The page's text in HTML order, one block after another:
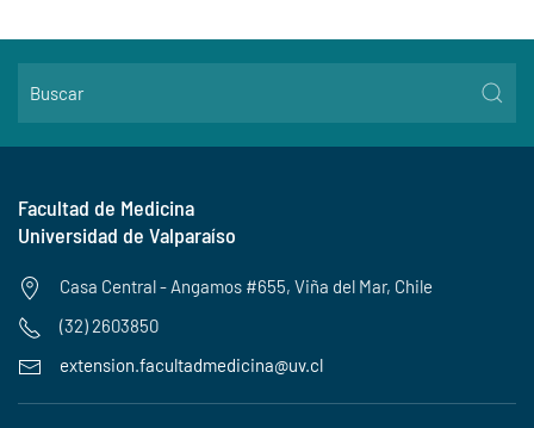
Facultad de Medicina
Universidad de Valparaíso
Casa Central - Angamos #655, Viña del Mar, Chile
(32) 2603850
extension.facultadmedicina@uv.cl